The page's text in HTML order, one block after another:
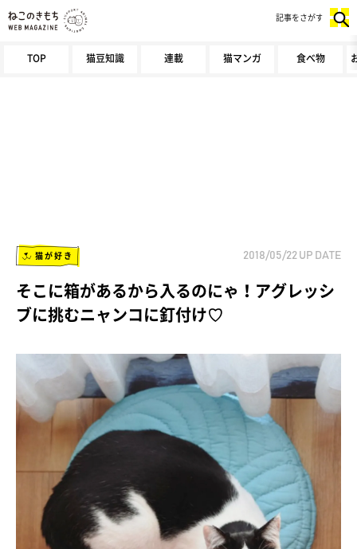
TOP 猫豆知識 連載 猫マンガ 食べ物
記事をさがす
猫が好き 2018/05/22 UP DATE
そこに箱があるから入るのにゃ！アグレッシ
ブに挑むニャンコに釘付け♡